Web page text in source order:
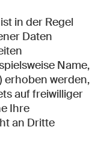
in der Regel
Daten
Name,
erhoben werden,
auf freiwilliger
Ihre
an Dritte